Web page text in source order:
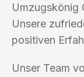
Umzugskönig
Unsere
positiven
Unser Team